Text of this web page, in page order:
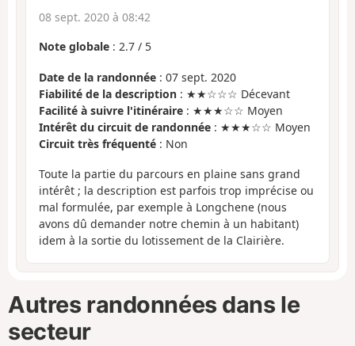
08 sept. 2020 à 08:42
Note globale : 2.7 / 5
Date de la randonnée : 07 sept. 2020
Fiabilité de la description : ★★☆☆☆ Décevant
Facilité à suivre l'itinéraire : ★★★☆☆ Moyen
Intérêt du circuit de randonnée : ★★★☆☆ Moyen
Circuit très fréquenté : Non
Toute la partie du parcours en plaine sans grand
intérêt ; la description est parfois trop imprécise ou
mal formulée, par exemple à Longchene (nous
avons dû demander notre chemin à un habitant)
idem à la sortie du lotissement de la Clairière.
Autres randonnées dans le
secteur